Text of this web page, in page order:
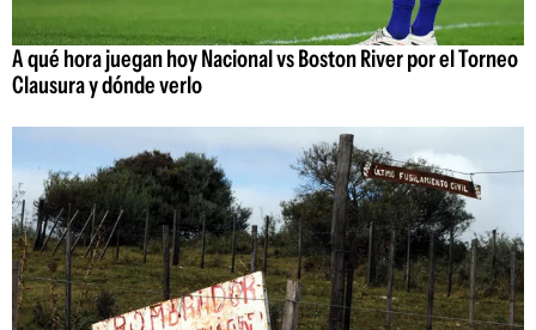
A qué hora juegan hoy Nacional vs Boston River por el Torneo
Clausura y dónde verlo